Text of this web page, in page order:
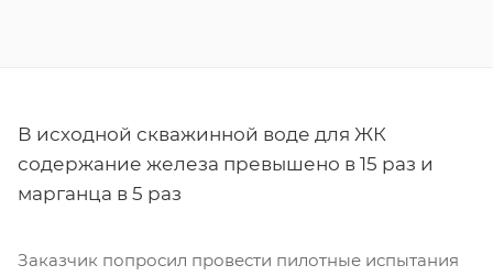
В исходной скважинной воде для ЖК
содержание железа превышено в 15 раз и
марганца в 5 раз
Заказчик попросил провести пилотные испытания